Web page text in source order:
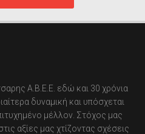
Α.Β.Ε.Ε. εδώ και 30 χρόνια
δυναμική και υπόσχεται
μέλλον. Στόχος μας
αξίες μας χτίζοντας σχέσεις